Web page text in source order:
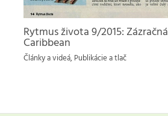
Rytmus života 9/2015:
Caribbean
Články a videá, Publikácie a tlač